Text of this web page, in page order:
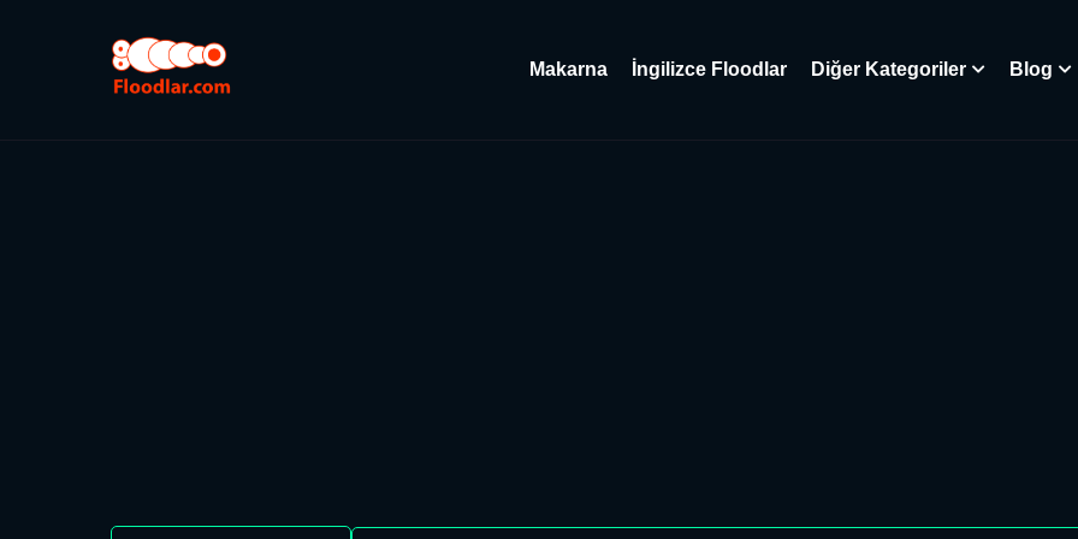
Makarna İngilizce Floodlar Diğer Kategoriler Blog